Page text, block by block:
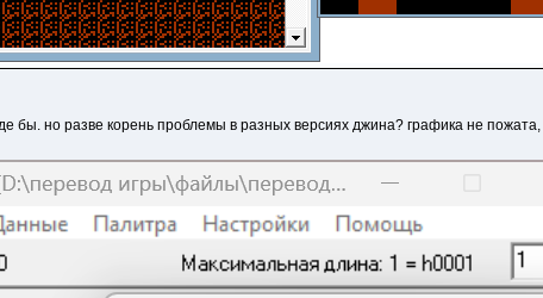
бы. но разве корень проблемы в разных версиях джина? графика не пожата,